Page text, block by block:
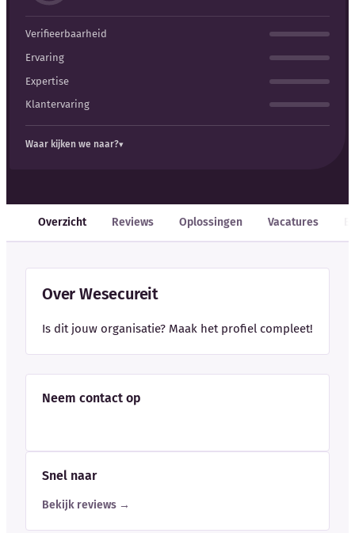
Woordenboek
Auteurs
Verifieerbaarheid
Ervaring
Expertise
Klantervaring
Waar kijken we naar?
Overzicht Reviews Oplossingen Vacatures
Over Wesecureit
Is dit jouw organisatie? Maak het profiel compleet!
Neem contact op
Snel naar
Bekijk reviews →